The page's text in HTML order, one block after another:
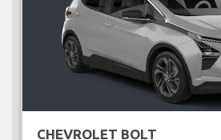
CHEVROLET BOLT